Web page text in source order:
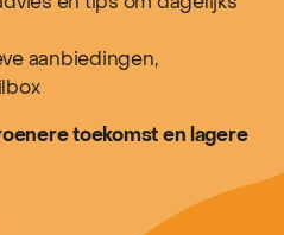
aanbiedingen,
toekomst en lagere